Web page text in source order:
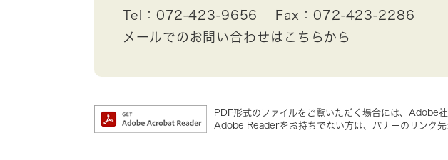
Tel：072-423-9656
Fax：072-423-2286
メールでのお問い合わせはこちらから
PDF形式のファイルをご覧いただく場合には、Adobe
Adobe Readerをお持ちでない方は、バナーのリンク先